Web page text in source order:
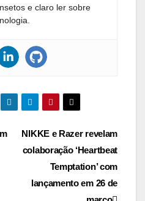
e claro ler sobre
NIKKE e Razer revelam
colaboração ‘Heartbeat
Temptation’ com
lançamento em 26 de